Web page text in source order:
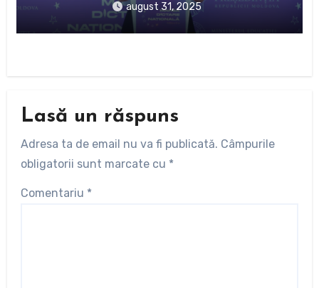
august 31, 2025
Lasă un răspuns
Adresa ta de email nu va fi publicată. Câmpurile
obligatorii sunt marcate cu *
Comentariu *